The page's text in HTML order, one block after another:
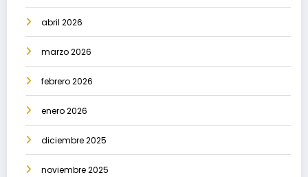
abril 2026
marzo 2026
febrero 2026
enero 2026
diciembre 2025
noviembre 2025